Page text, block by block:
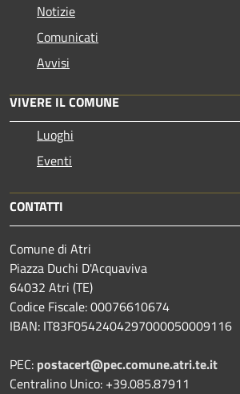
Notizie
Comunicati
Avvisi
VIVERE IL COMUNE
Luoghi
Eventi
CONTATTI
Comune di Atri
Piazza Duchi D'Acquaviva
64032 Atri (TE)
Codice Fiscale: 00076610674
IBAN: IT83F0542404297000050009116
PEC: postacert@pec.comune.atri.te.it
Centralino Unico: +39.085.87911